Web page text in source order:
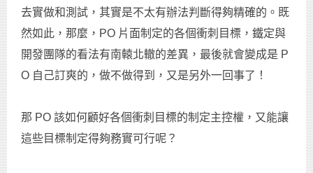
去實做和測試，其實是不太有辦法判斷得夠精確的。既
然如此，那麼，PO 片面制定的各個衝刺目標，鐵定與
開發團隊的看法有南轅北轍的差異，最後就會變成是 P
O 自己訂爽的，做不做得到，又是另外一回事了！
那 PO 該如何顧好各個衝刺目標的制定主控權，又能讓
這些目標制定得夠務實可行呢？